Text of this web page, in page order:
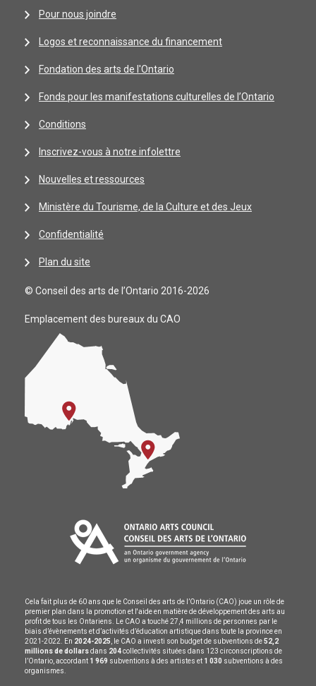
Pour nous joindre
Logos et reconnaissance du financement
Fondation des arts de l'Ontario
Fonds pour les manifestations culturelles de l’Ontario
Conditions
Inscrivez-vous à notre infolettre
Nouvelles et ressources
Ministère du Tourisme, de la Culture et des Jeux
Confidentialité
Plan du site
© Conseil des arts de l’Ontario 2016-2026
Emplacement des bureaux du CAO
Cela fait plus de 60 ans que le Conseil des arts de l’Ontario (CAO) joue un rôle de
premier plan dans la promotion et l'aide en matière de développement des arts au
profit de tous les Ontariens. Le CAO a touché 27,4 millions de personnes par le
biais d’évènements et d’activités d’éducation artistique dans toute la province en
2021-2022. En 2024-2025 , le CAO a investi son budget de subventions de52,2
millions de dollarsdans 204collectivités situées dans 123 circonscriptions de
l’Ontario, accordant 1 969 subventions à des artistes et 1 030 subventions à des
organismes.